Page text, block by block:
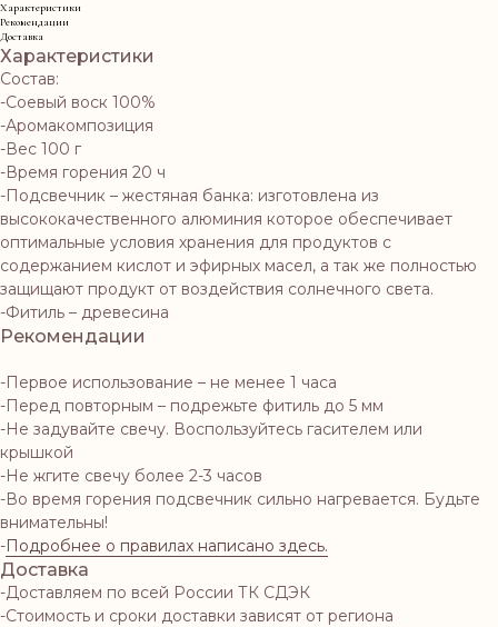
Характеристики
Рекомендации
Доставка
Характеристики
Состав:
-Соевый воск 100%
-Аромакомпозиция
-Вес 100 г
-Время горения 20 ч
-Подсвечник – жестяная банка: изготовлена из
высококачественного алюминия которое обеспечивает
оптимальные условия хранения для продуктов с
содержанием кислот и эфирных масел, а так же полностью
защищают продукт от воздействия солнечного света.
-Фитиль – древесина
Рекомендации
-Первое использование – не менее 1 часа
-Перед повторным – подрежьте фитиль до 5 мм
-Не задувайте свечу. Воспользуйтесь гасителем или
крышкой
-Не жгите свечу более 2-3 часов
-Во время горения подсвечник сильно нагревается. Будьте
внимательны!
-Подробнее о правилах написано здесь.
Доставка
-Доставляем по всей России ТК СДЭК
-Стоимость и сроки доставки зависят от региона